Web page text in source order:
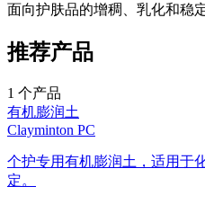
面向护肤品的增稠、乳化和稳
推荐产品
1 个产品
有机膨润土
Clayminton PC
个护专用有机膨润土，适用于
定。